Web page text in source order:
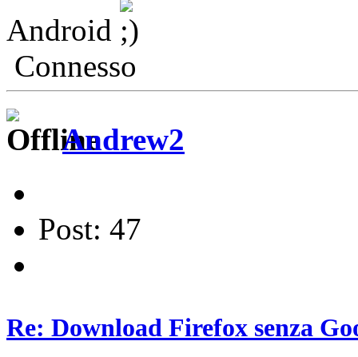
Android
Connesso
Andrew2
Post: 47
Re: Download Firefox senza